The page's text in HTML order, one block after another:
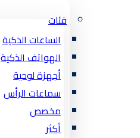
فئات
الساعات الذكية
الهواتف الذكية
أجهزة لوحية
سماعات الرأس
مخصص
أكثر